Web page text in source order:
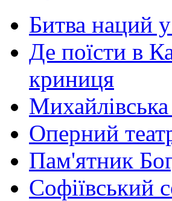
Битва наций
Де поїсти в
криниця
Оперний
Пам'ятник
Софіївський